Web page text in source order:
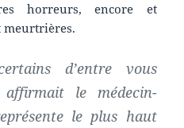
horreurs, encore et
meurtrières.
d’entre vous
le médecin-
le plus haut